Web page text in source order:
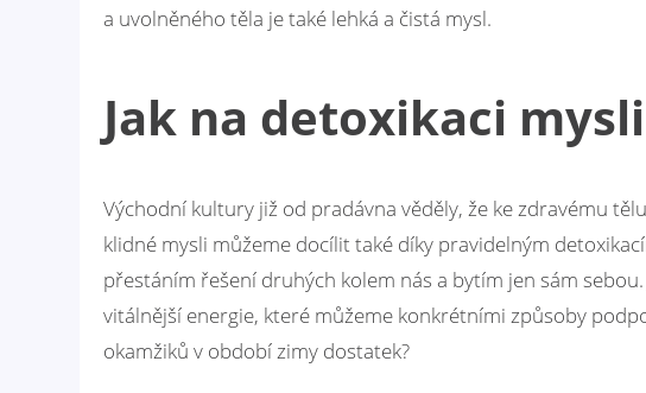
a uvolněného těla je také lehká a čistá mysl.
Jak na detoxikaci mysli
Východní kultury již od pradávna věděly, že ke zdravému
klidné mysli můžeme docílit také díky pravidelným
přestáním řešení druhých kolem nás a bytím jen sám
vitálnější energie, které můžeme konkrétními způsoby
okamžiků v období zimy dostatek?